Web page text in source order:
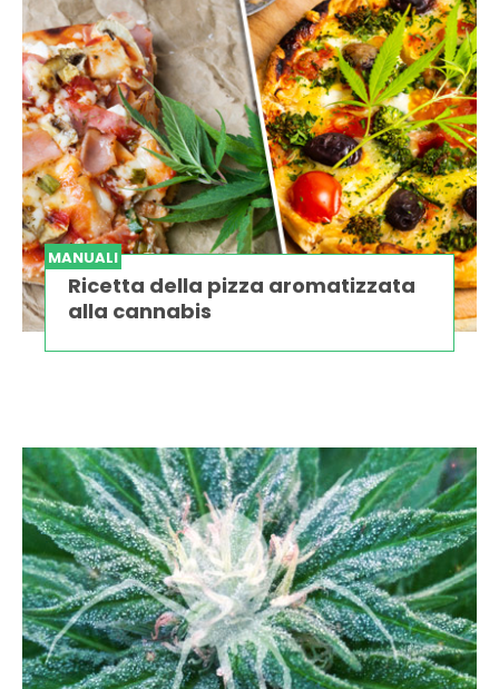
MANUALI
Ricetta della pizza aromatizzata
alla cannabis